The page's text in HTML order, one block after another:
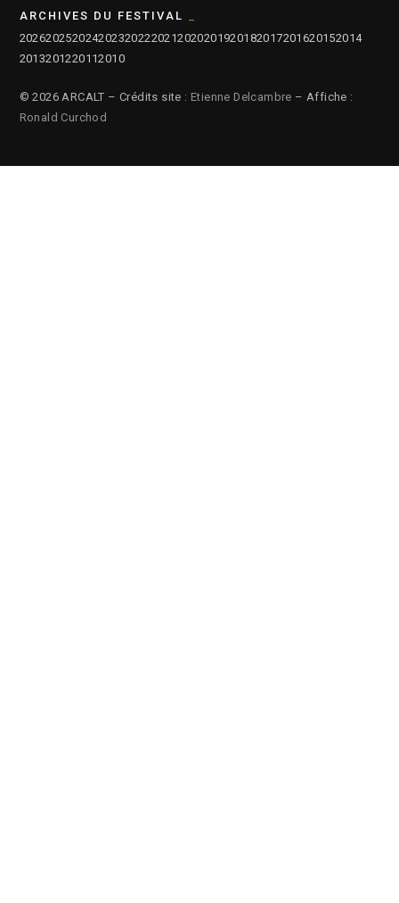
ARCHIVES DU FESTIVAL
2026202520242023202220212020201920182017201620152014
2013201220112010
© 2026 ARCALT – Crédits site : Etienne Delcambre – Affiche :
Ronald Curchod